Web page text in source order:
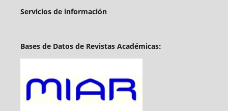
Servicios de información
Bases de Datos de Revistas Académicas: